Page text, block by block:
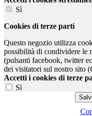
Sì
Cookies di terze parti
Questo negozio utilizza
possibilità di condividere le
(pulsanti facebook, twitter
dei visitatori sul nostro sito
Accetti i cookies di terze
Sì